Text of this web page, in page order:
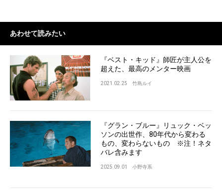
あわせて読みたい
『ベスト・キッド』師匠が主人公を
超えた、最高のメンター映画
2021.02.25 竹島ルイ
『グラン・ブルー』リュック・ベッ
ソンの出世作、80年代から変わる
もの、変わらないもの ※注！ネタ
バレ含みます
2025.09.01 小野寺系